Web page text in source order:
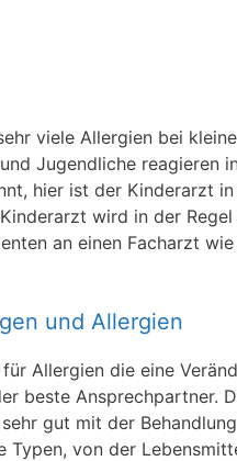
viele Allergien bei
Jugendliche reagieren
hier ist der Kinderarzt
wird in der
an einen Facharzt
und Allergien
Allergien die eine
beste Ansprechpartner.
gut mit der
von der